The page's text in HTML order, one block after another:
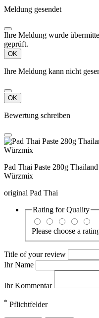
Meldung gesendet
Ihre Meldung wurde
geprüft.
OK
Ihre Meldung kann nicht
OK
Bewertung schreiben
Pad Thai Paste 280g
Würzmix
original Pad Thai
Rating forQuality
Please choose a
Title of your review
Ihr Name
Ihr Kommentar
* Pflichtfelder